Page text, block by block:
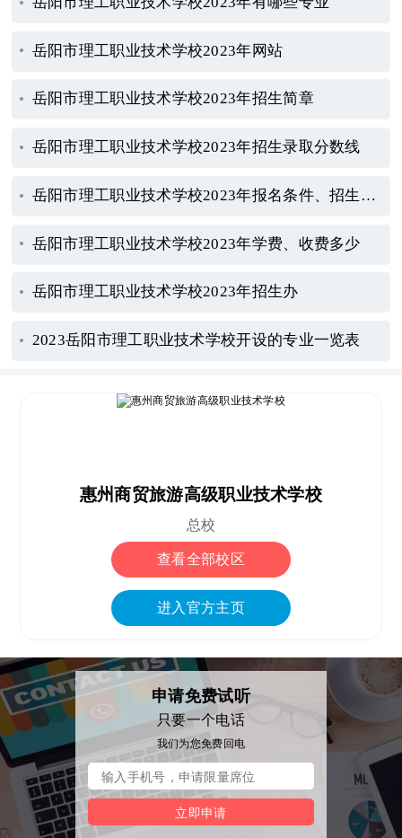
岳阳市理工职业技术学校2023年网站
岳阳市理工职业技术学校2023年招生简章
岳阳市理工职业技术学校2023年招生录取分数线
岳阳市理工职业技术学校2023年报名条件、招生要求、招生对象
岳阳市理工职业技术学校2023年学费、收费多少
岳阳市理工职业技术学校2023年招生办
2023岳阳市理工职业技术学校开设的专业一览表
惠州商贸旅游高级职业技术学校
总校
查看全部校区
进入官方主页
申请免费试听
只要一个电话
我们为您免费回电
立即申请